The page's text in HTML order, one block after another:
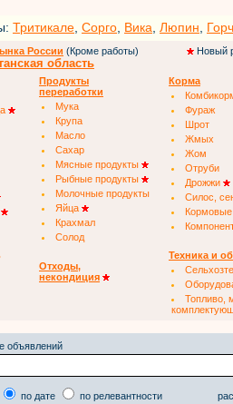
Тритикале Сорго Вика Люпин
России (Кроме работы)
Новый
область
Продукты
переработки
Мука
Крупа
Масло
Сахар
Мясные продукты
Рыбные продукты
Молочные продукты
Яйца
Крахмал
Солод
Отходы,
некондиция
Корма
Фураж
Шрот
Жмых
Жом
Отруби
Дрожжи
Силос,
Техника и
Топливо,
объявлений
по дате по релевантности